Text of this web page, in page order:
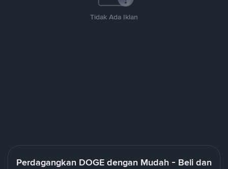
Tidak Ada Iklan
Perdagangkan DOGE dengan Mudah - Beli dan